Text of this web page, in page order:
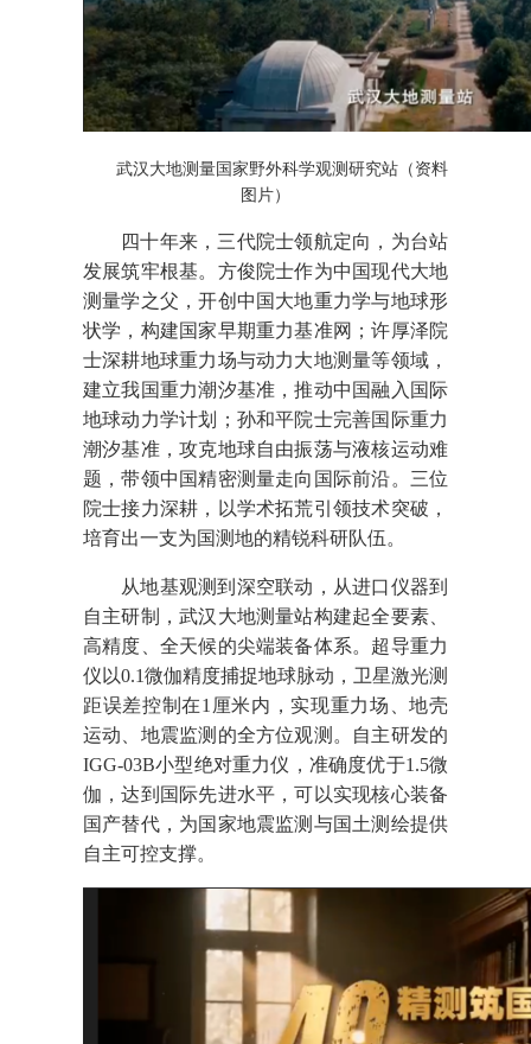
武汉大地测量国家野外科学观测研究站（资料
图片）
四十年来，三代院士领航定向，为台站
发展筑牢根基。方俊院士作为中国现代大地
测量学之父，开创中国大地重力学与地球形
状学，构建国家早期重力基准网；许厚泽院
士深耕地球重力场与动力大地测量等领域，
建立我国重力潮汐基准，推动中国融入国际
地球动力学计划；孙和平院士完善国际重力
潮汐基准，攻克地球自由振荡与液核运动难
题，带领中国精密测量走向国际前沿。三位
院士接力深耕，以学术拓荒引领技术突破，
培育出一支为国测地的精锐科研队伍。
从地基观测到深空联动，从进口仪器到
自主研制，武汉大地测量站构建起全要素、
高精度、全天候的尖端装备体系。超导重力
仪以0.1微伽精度捕捉地球脉动，卫星激光测
距误差控制在1厘米内，实现重力场、地壳
运动、地震监测的全方位观测。自主研发的
IGG-03B小型绝对重力仪，准确度优于1.5微
伽，达到国际先进水平，可以实现核心装备
国产替代，为国家地震监测与国土测绘提供
自主可控支撑。